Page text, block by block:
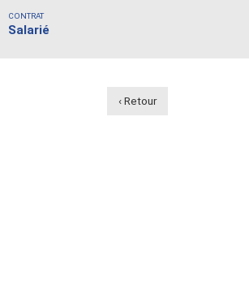
CONTRAT
Salarié
‹ Retour